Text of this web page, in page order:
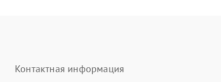
Контактная информация